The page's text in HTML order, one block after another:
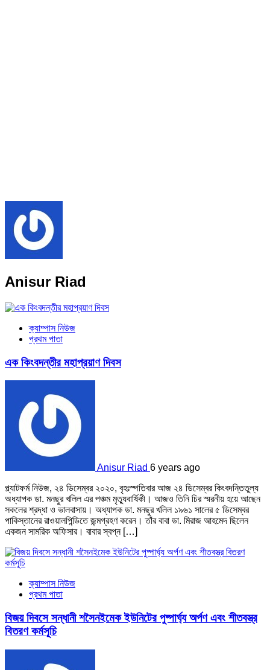
Anisur Riad
ক্যাম্পাস নিউজ
প্রথম পাতা
এক কিংবদন্তীর মহাপ্রয়াণ দিবস
Anisur Riad 6 years ago
প্ল্যাটফর্ম নিউজ, ২৪ ডিসেম্বর ২০২০, বৃহঃস্পতিবার আজ ২৪ ডিসেম্বর কিংবদন্তিতুল্য
অধ্যাপক ডা. মনছুর খলিল এর পঞ্চম মৃত্যুবার্ষিকী। আজও তিনি চির স্মরনীয় হয়ে আছেন
সকলের শ্রদ্ধা ও ভালবাসায়। অধ্যাপক ডা. মনছুর খলিল ১৯৬১ সালের ৫ ডিসেম্বর
পাকিস্তানের রাওয়ালপিন্ডিতে জন্মগ্রহণ করেন। তাঁর বাবা ডা. মিরাজ আহমেদ ছিলেন
একজন সামরিক অফিসার। বাবার স্বপ্ন […]
ক্যাম্পাস নিউজ
প্রথম পাতা
বিজয় দিবসে সন্ধানী শসৈনইমেক ইউনিটের পুষ্পার্ঘ্য অর্পণ এবং শীতবস্ত্র
বিতরণ কর্মসূচি